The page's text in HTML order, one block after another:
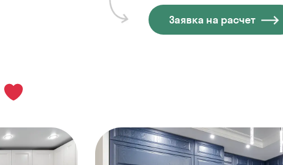
Заявка на расчет